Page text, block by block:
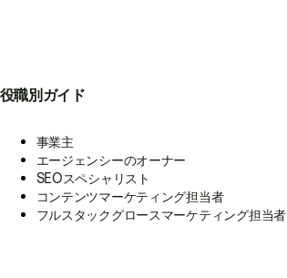
役職別ガイド
事業主
エージェンシーのオーナー
SEOスペシャリスト
コンテンツマーケティング担当者
フルスタックグロースマーケティング担当者